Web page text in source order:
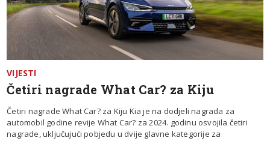
VIJESTI
Četiri nagrade What Car? za Kiju
Četiri nagrade What Car? za Kiju Kia je na dodjeli nagrada za
automobil godine revije What Car? za 2024. godinu osvojila četiri
nagrade, uključujući pobjedu u dvije glavne kategorije za